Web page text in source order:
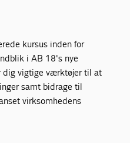
kursus inden for
i AB 18's nye
dig vigtige værktøjer til at
samt bidrage til
virksomhedens